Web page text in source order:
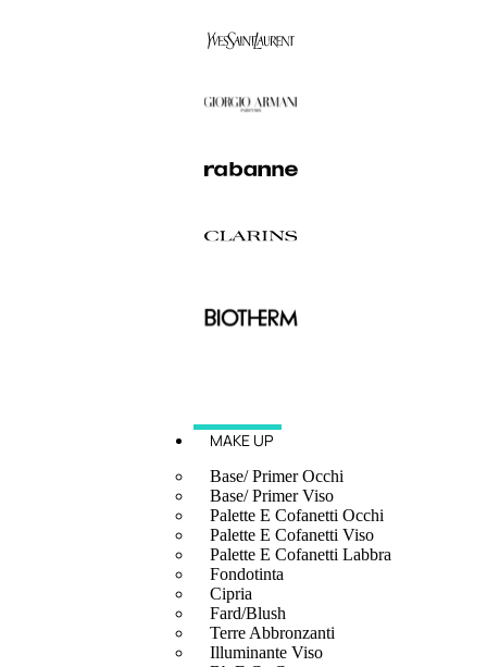
MAKE UP
Base/ Primer Occhi
Base/ Primer Viso
Palette E Cofanetti Occhi
Palette E Cofanetti Viso
Palette E Cofanetti Labbra
Fondotinta
Cipria
Fard/Blush
Terre Abbronzanti
Illuminante Viso